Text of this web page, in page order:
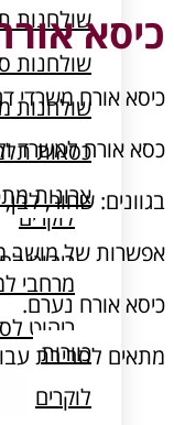
ארונות
לוקרים
ריהוט
מרחבי
ריהוט
שולחן
שולחנות
שולחנות
שולחנות
כסאות
ארונות
כוורות
לוקרים
כיסא
כיסא אורח משרדי
כסא אורח למשרד
בגוונים: שחור, לבן,
אפשרות של מושב
כיסא אורח נערם.
מתאים לסביבת